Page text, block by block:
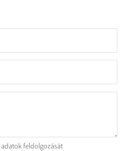
adatok feldolgozását